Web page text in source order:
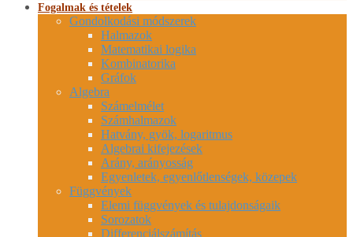
Fogalmak és tételek
Gondolkodási módszerek
Halmazok
Matematikai logika
Kombinatorika
Gráfok
Algebra
Számelmélet
Számhalmazok
Hatvány, gyök, logaritmus
Algebrai kifejezések
Arány, arányosság
Egyenletek, egyenlőtlenségek, közepek
Függvények
Elemi függvények és tulajdonságaik
Sorozatok
Differenciálszámítás